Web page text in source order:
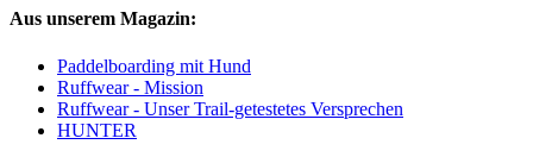
Aus unserem Magazin:
Paddelboarding mit Hund
Ruffwear - Mission
Ruffwear - Unser Trail-getestetes Versprechen
HUNTER